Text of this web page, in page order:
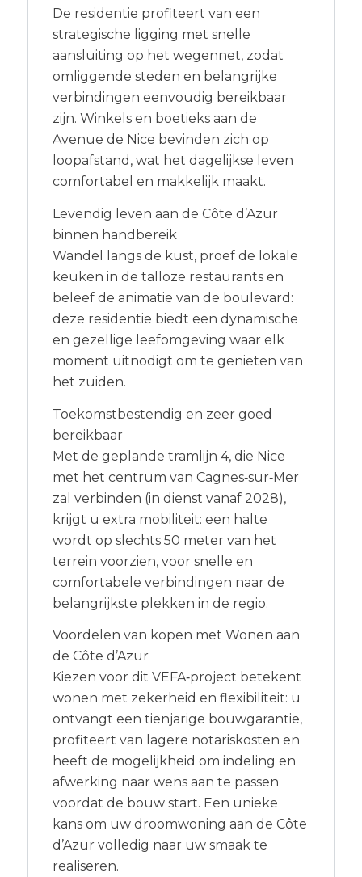
De residentie profiteert van een
strategische ligging met snelle
aansluiting op het wegennet, zodat
omliggende steden en belangrijke
verbindingen eenvoudig bereikbaar
zijn. Winkels en boetieks aan de
Avenue de Nice bevinden zich op
loopafstand, wat het dagelijkse leven
comfortabel en makkelijk maakt.
Levendig leven aan de Côte d’Azur
binnen handbereik
Wandel langs de kust, proef de lokale
keuken in de talloze restaurants en
beleef de animatie van de boulevard:
deze residentie biedt een dynamische
en gezellige leefomgeving waar elk
moment uitnodigt om te genieten van
het zuiden.
Toekomstbestendig en zeer goed
bereikbaar
Met de geplande tramlijn 4, die Nice
met het centrum van Cagnes‑sur‑Mer
zal verbinden (in dienst vanaf 2028),
krijgt u extra mobiliteit: een halte
wordt op slechts 50 meter van het
terrein voorzien, voor snelle en
comfortabele verbindingen naar de
belangrijkste plekken in de regio.
Voordelen van kopen met Wonen aan
de Côte d’Azur
Kiezen voor dit VEFA‑project betekent
wonen met zekerheid en flexibiliteit: u
ontvangt een tienjarige bouwgarantie,
profiteert van lagere notariskosten en
heeft de mogelijkheid om indeling en
afwerking naar wens aan te passen
voordat de bouw start. Een unieke
kans om uw droomwoning aan de Côte
d’Azur volledig naar uw smaak te
realiseren.